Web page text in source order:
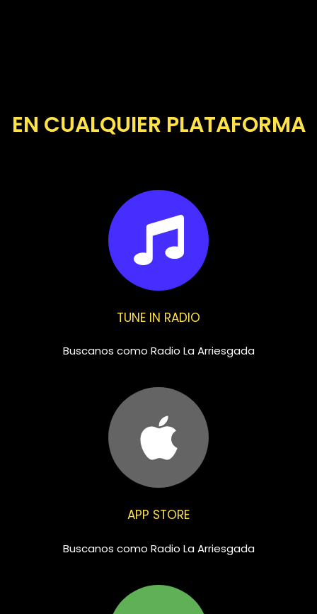
EN CUALQUIER PLATAFORMA
TUNE IN RADIO
Buscanos como Radio La Arriesgada
APP STORE
Buscanos como Radio La Arriesgada